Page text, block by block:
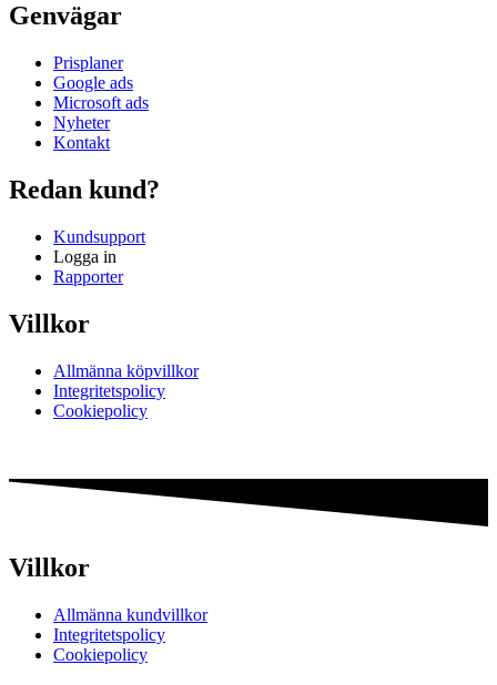
Genvägar
Prisplaner
Google ads
Microsoft ads
Nyheter
Kontakt
Redan kund?
Kundsupport
Logga in
Rapporter
Villkor
Allmänna köpvillkor
Integritetspolicy
Cookiepolicy
Villkor
Allmänna kundvillkor
Integritetspolicy
Cookiepolicy